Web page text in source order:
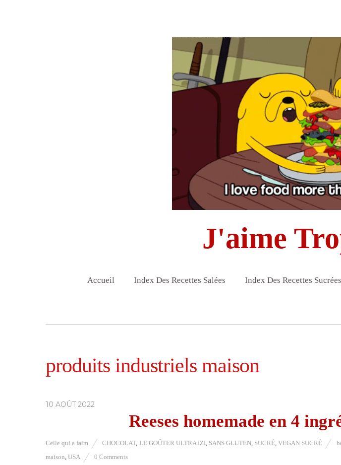
J'aime
Accueil Index Des Recettes Salées Index Des Recettes Sucrées
produits industriels maison
10 AOÛT 2022
Reeses homemade en 4
Celle qui a faim CHOCOLAT, LE GOÛTER ULTRA IZI, SANS GLUTEN, SUCRÉ,VEGAN SUCRÉ
maison, USA 0 Comments